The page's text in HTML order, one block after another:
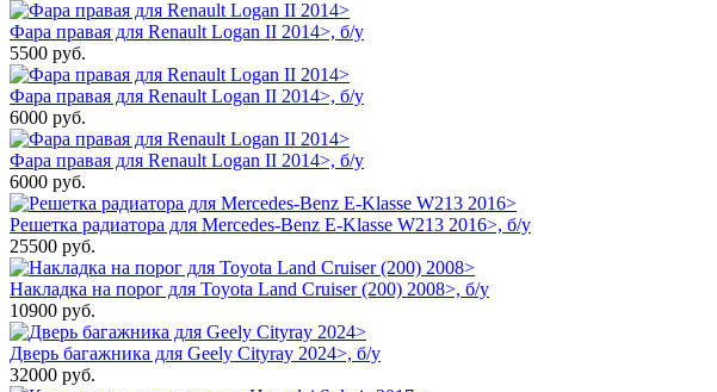
Фара правая для Renault Logan II 2014>, б/у
5500 руб.
Фара правая для Renault Logan II 2014>, б/у
6000 руб.
Фара правая для Renault Logan II 2014>, б/у
6000 руб.
Решетка радиатора для Mercedes-Benz E-Klasse W213 2016>, б/у
25500 руб.
Накладка на порог для Toyota Land Cruiser (200) 2008>, б/у
10900 руб.
Дверь багажника для Geely Cityray 2024>, б/у
32000 руб.